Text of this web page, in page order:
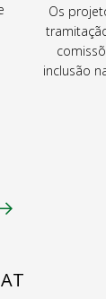
Os
inclusão